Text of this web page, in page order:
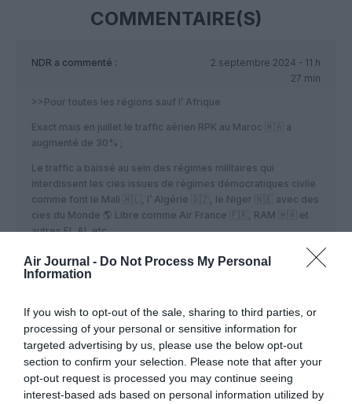
Air Journal - Do Not Process My Personal
Information
If you wish to opt-out of the sale, sharing to third parties, or
processing of your personal or sensitive information for
targeted advertising by us, please use the below opt-out
section to confirm your selection. Please note that after your
opt-out request is processed you may continue seeing
interest-based ads based on personal information utilized by
COMMENTAIRE(S)
NDR a commenté :
2 septembre 2024 - 11 h
27 min
>>Pour toutes les régions sauf l’ Afrique
Exact mais en juillet le traffic aérien RPK au Maroc 🇲🇦 a
augmenté de 30% ;
Le traffic a baissé au sein des régimes militaires qui
interdissent les cies issues de régimes démocratiques civile
comme font le Mali 🇲🇱, l’ Algérie 🇩🇿, le Niger 🇳🇪 avec des
cies du Monde 🌎 Libre comme Air France 🇫🇷, RAM 🇲🇦 et
autres EL AL etc…
RÉPONDRE
LAISSER UN COMMENTAIRE
FAIRE UN DON